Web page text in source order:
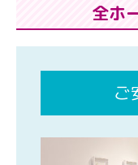
全ホ
ご